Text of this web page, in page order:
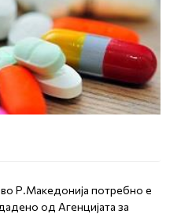
Р.Македонија потребно е
од Агенцијата за